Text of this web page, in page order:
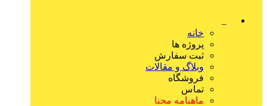
خانه
پروژه ها
ثبت سفارش
وبلاگ و مقالات
فروشگاه
تماس
ماهنامه محنا